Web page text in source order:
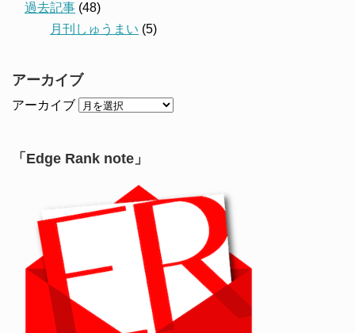
過去記事 (48)
月刊しゅうまい (5)
アーカイブ
アーカイブ
「Edge Rank note」